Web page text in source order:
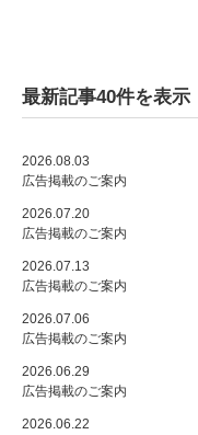
最新記事40件を表示
2026.08.03
広告掲載のご案内
2026.07.20
広告掲載のご案内
2026.07.13
広告掲載のご案内
2026.07.06
広告掲載のご案内
2026.06.29
広告掲載のご案内
2026.06.22